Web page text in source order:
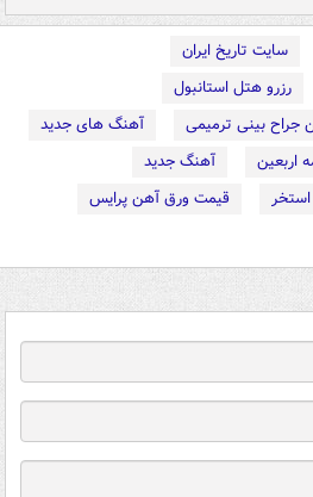
سایت تاریخ ایران
رزرو هتل استانبول
جراح بینی ترمیمی
آهنگ های جدید
اربعین
آهنگ جدید
قیمت ورق آهن پرایس